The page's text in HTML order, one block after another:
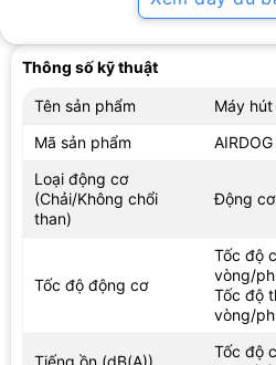
Được trang bị động cơ không chổi
lên đến 170W, máy hút bụi GT810
Tuổi thọ của động cơ không chổi
bạn có thể sử dụng máy hút bụi
Thông số kỹ thuật
Tên sản phẩm
Máy
Mã sản phẩm
Loại động cơ
(Chải/Không chổi
than)
Động
Tốc độ động cơ
Tốc độ
vòng/
Tốc độ
vòng/
Tốc độ